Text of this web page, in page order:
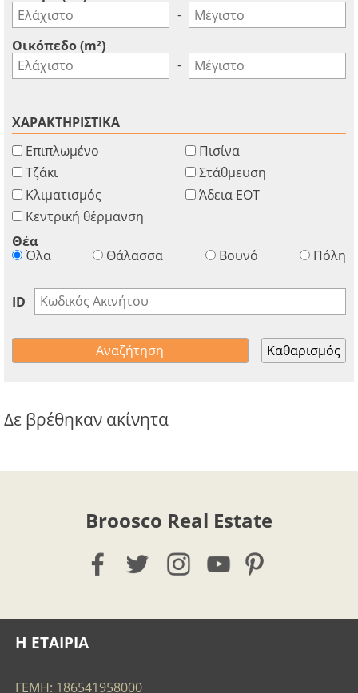
Δε βρέθηκαν ακίνητα
-
Οικόπεδο (m²)
-
ΧΑΡΑΚΤΗΡΙΣΤΙΚΑ
Επιπλωμένο
Τζάκι
Κλιματισμός
Πισίνα
Στάθμευση
Άδεια ΕΟΤ
Κεντρική θέρμανση
Θέα
Όλα
Θάλασσα Βουνό Πόλη
ID
Καθαρισμός
Broosco Real Estate
Η ΕΤΑΙΡΙΑ
ΓΕΜΗ: 186541958000
GBP - £
Αποθήκευση
Deutsch
της
λειτουργίας
Δεν
έχετε
Εγραφείτε
τώρα!
δείτε
όλα
τα
πλεονεκτήματα